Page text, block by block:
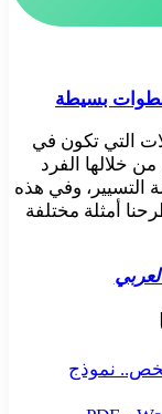
بسيطة
التي تكون في
خلالها الفرد
وفي هذه
أمثلة مختلفة
نموذج